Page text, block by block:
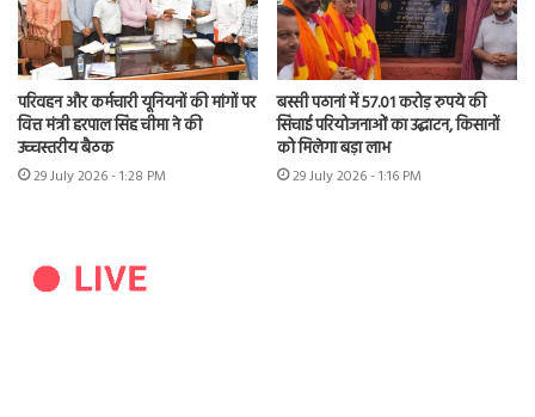
परिवहन और कर्मचारी यूनियनों की मांगों पर
वित्त मंत्री हरपाल सिंह चीमा ने की
उच्चस्तरीय बैठक
29 July 2026 - 1:28 PM
बस्सी पठानां में 57.01 करोड़ रुपये की
सिंचाई परियोजनाओं का उद्घाटन, किसानों
को मिलेगा बड़ा लाभ
29 July 2026 - 1:16 PM